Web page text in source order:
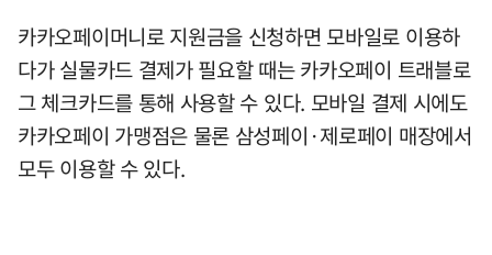
카카오페이머니로 지원금을 신청하면 모바일로 이용하
다가 실물카드 결제가 필요할 때는 카카오페이 트래블로
그 체크카드를 통해 사용할 수 있다. 모바일 결제 시에도
카카오페이 가맹점은 물론 삼성페이·제로페이 매장에서
모두 이용할 수 있다.